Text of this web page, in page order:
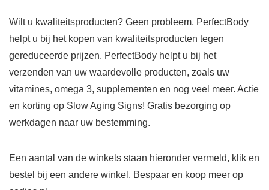
Wilt u kwaliteitsproducten? Geen probleem, PerfectBody
helpt u bij het kopen van kwaliteitsproducten tegen
gereduceerde prijzen. PerfectBody helpt u bij het
verzenden van uw waardevolle producten, zoals uw
vitamines, omega 3, supplementen en nog veel meer. Actie
en korting op Slow Aging Signs! Gratis bezorging op
werkdagen naar uw bestemming.
Een aantal van de winkels staan ​​hieronder vermeld, klik en
bestel bij een andere winkel. Bespaar en koop meer op